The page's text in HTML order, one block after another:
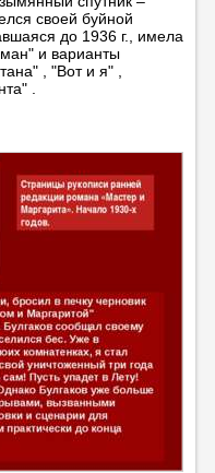
своей буйной
до 1936 г., имела
и варианты
, "Вот и я" ,
.